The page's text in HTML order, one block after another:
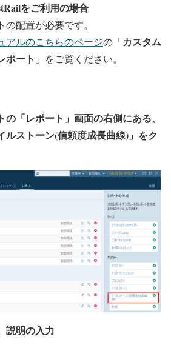
をご利用の場合
配置が必要です。
アルのこちらのページの「カスタム
ポート 」をご覧ください。
の「レポート」画面の右側にある、
ルストーン(信頼度成長曲線)」をク
説明の入力